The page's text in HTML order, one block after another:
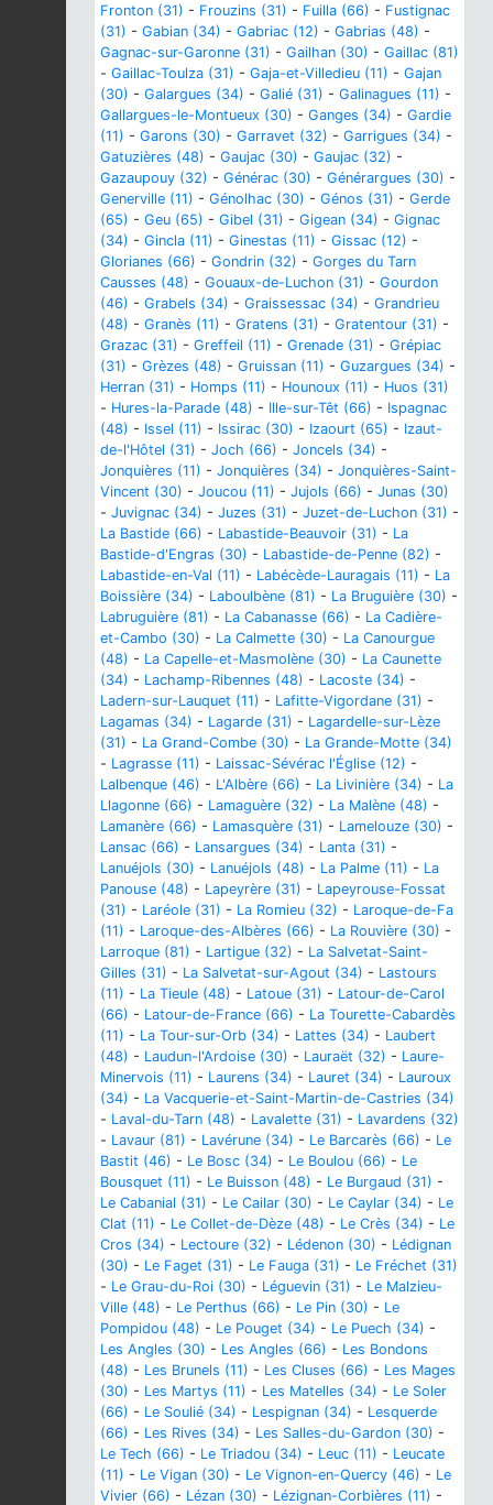
Fronton (31) - Frouzins (31) - Fuilla (66) - Fustignac
(31) - Gabian (34) - Gabriac (12) - Gabrias (48) -
Gagnac-sur-Garonne (31) - Gailhan (30) - Gaillac (81)
- Gaillac-Toulza (31) - Gaja-et-Villedieu (11) - Gajan
(30) - Galargues (34) - Galié (31) - Galinagues (11) -
Gallargues-le-Montueux (30) - Ganges (34) - Gardie
(11) - Garons (30) - Garravet (32) - Garrigues (34) -
Gatuzières (48) - Gaujac (30) - Gaujac (32) -
Gazaupouy (32) - Générac (30) - Générargues (30) -
Generville (11) - Génolhac (30) - Génos (31) - Gerde
(65) - Geu (65) - Gibel (31) - Gigean (34) - Gignac
(34) - Gincla (11) - Ginestas (11) - Gissac (12) -
Glorianes (66) - Gondrin (32) - Gorges du Tarn
Causses (48) - Gouaux-de-Luchon (31) - Gourdon
(46) - Grabels (34) - Graissessac (34) - Grandrieu
(48) - Granès (11) - Gratens (31) - Gratentour (31) -
Grazac (31) - Greffeil (11) - Grenade (31) - Grépiac
(31) - Grèzes (48) - Gruissan (11) - Guzargues (34) -
Herran (31) - Homps (11) - Hounoux (11) - Huos (31)
- Hures-la-Parade (48) - Ille-sur-Têt (66) - Ispagnac
(48) - Issel (11) - Issirac (30) - Izaourt (65) - Izaut-
de-l'Hôtel (31) - Joch (66) - Joncels (34) -
Jonquières (11) - Jonquières (34) - Jonquières-Saint-
Vincent (30) - Joucou (11) - Jujols (66) - Junas (30)
- Juvignac (34) - Juzes (31) - Juzet-de-Luchon (31) -
La Bastide (66) - Labastide-Beauvoir (31) - La
Bastide-d'Engras (30) - Labastide-de-Penne (82) -
Labastide-en-Val (11) - Labécède-Lauragais (11) - La
Boissière (34) - Laboulbène (81) - La Bruguière (30) -
Labruguière (81) - La Cabanasse (66) - La Cadière-
et-Cambo (30) - La Calmette (30) - La Canourgue
(48) - La Capelle-et-Masmolène (30) - La Caunette
(34) - Lachamp-Ribennes (48) - Lacoste (34) -
Ladern-sur-Lauquet (11) - Lafitte-Vigordane (31) -
Lagamas (34) - Lagarde (31) - Lagardelle-sur-Lèze
(31) - La Grand-Combe (30) - La Grande-Motte (34)
- Lagrasse (11) - Laissac-Sévérac l'Église (12) -
Lalbenque (46) - L'Albère (66) - La Livinière (34) - La
Llagonne (66) - Lamaguère (32) - La Malène (48) -
Lamanère (66) - Lamasquère (31) - Lamelouze (30) -
Lansac (66) - Lansargues (34) - Lanta (31) -
Lanuéjols (30) - Lanuéjols (48) - La Palme (11) - La
Panouse (48) - Lapeyrère (31) - Lapeyrouse-Fossat
(31) - Laréole (31) - La Romieu (32) - Laroque-de-Fa
(11) - Laroque-des-Albères (66) - La Rouvière (30) -
Larroque (81) - Lartigue (32) - La Salvetat-Saint-
Gilles (31) - La Salvetat-sur-Agout (34) - Lastours
(11) - La Tieule (48) - Latoue (31) - Latour-de-Carol
(66) - Latour-de-France (66) - La Tourette-Cabardès
(11) - La Tour-sur-Orb (34) - Lattes (34) - Laubert
(48) - Laudun-l'Ardoise (30) - Lauraët (32) - Laure-
Minervois (11) - Laurens (34) - Lauret (34) - Lauroux
(34) - La Vacquerie-et-Saint-Martin-de-Castries (34)
- Laval-du-Tarn (48) - Lavalette (31) - Lavardens (32)
- Lavaur (81) - Lavérune (34) - Le Barcarès (66) - Le
Bastit (46) - Le Bosc (34) - Le Boulou (66) - Le
Bousquet (11) - Le Buisson (48) - Le Burgaud (31) -
Le Cabanial (31) - Le Cailar (30) - Le Caylar (34) - Le
Clat (11) - Le Collet-de-Dèze (48) - Le Crès (34) - Le
Cros (34) - Lectoure (32) - Lédenon (30) - Lédignan
(30) - Le Faget (31) - Le Fauga (31) - Le Fréchet (31)
- Le Grau-du-Roi (30) - Léguevin (31) - Le Malzieu-
Ville (48) - Le Perthus (66) - Le Pin (30) - Le
Pompidou (48) - Le Pouget (34) - Le Puech (34) -
Les Angles (30) - Les Angles (66) - Les Bondons
(48) - Les Brunels (11) - Les Cluses (66) - Les Mages
(30) - Les Martys (11) - Les Matelles (34) - Le Soler
(66) - Le Soulié (34) - Lespignan (34) - Lesquerde
(66) - Les Rives (34) - Les Salles-du-Gardon (30) -
Le Tech (66) - Le Triadou (34) - Leuc (11) - Leucate
(11) - Le Vigan (30) - Le Vignon-en-Quercy (46) - Le
Vivier (66) - Lézan (30) - Lézignan-Corbières (11) -